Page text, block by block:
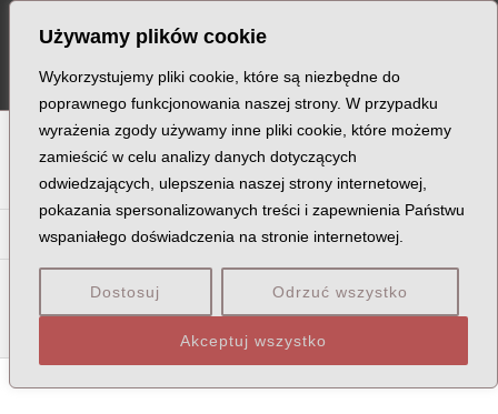
Używamy plików cookie
Wykorzystujemy pliki cookie, które są niezbędne do
poprawnego funkcjonowania naszej strony. W przypadku
wyrażenia zgody używamy inne pliki cookie, które możemy
zamieścić w celu analizy danych dotyczących
odwiedzających, ulepszenia naszej strony internetowej,
pokazania spersonalizowanych treści i zapewnienia Państwu
wspaniałego doświadczenia na stronie internetowej.
Dostosuj Odrzuć wszystko
Akceptuj wszystko
content
B C D E F G H I J K L Ł M
O P Q R S T U V W X Z
Pa Pe Pi Pl Pł Pn Po Pr Ps Pt
Pad Pak Pam Pan
Pat Pau Paw
navigation